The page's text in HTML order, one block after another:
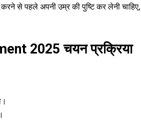
करने से पहले अपनी उम्र की पुष्टि कर लेनी चाहिए,
2025 चयन प्रक्रिया